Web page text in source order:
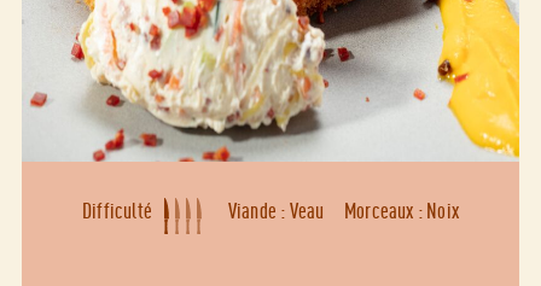
Difficulté Viande : Veau Morceaux : Noix